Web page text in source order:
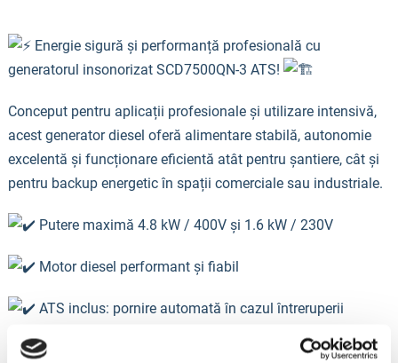
Energie sigură și performanță profesională cu
generatorul insonorizat SCD7500QN-3 ATS!
Conceput pentru aplicații profesionale și utilizare intensivă,
acest generator diesel oferă alimentare stabilă, autonomie
excelentă și funcționare eficientă atât pentru șantiere, cât și
pentru backup energetic în spații comerciale sau industriale.
Putere maximă 4.8 kW / 400V și 1.6 kW / 230V
Motor diesel performant și fiabil
ATS inclus: pornire automată în cazul întreruperii